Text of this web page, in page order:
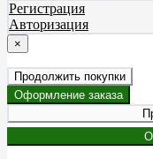
Регистрация
Авторизация
×
Продолжить покупки
Оформление заказа